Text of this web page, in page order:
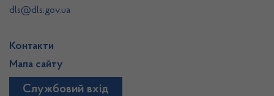
dls@dls.gov.ua
Контакти
Мапа сайту
Службовий вхід